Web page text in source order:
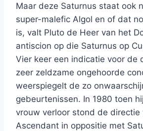
Maar deze Saturnus staat ook
super-malefic Algol en of dat
is, valt Pluto de Heer van het
antiscion op die Saturnus op
Vier keer een indicatie voor de
zeer zeldzame ongehoorde
weerspiegelt de zo
gebeurtenissen. In 1980 toen
vrouw verloor stond de directie
Ascendant in oppositie met